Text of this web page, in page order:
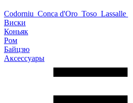
Codorniu Conca d'Oro Toso Lassalle
Виски
Коньяк
Ром
Байцзю
Аксессуары